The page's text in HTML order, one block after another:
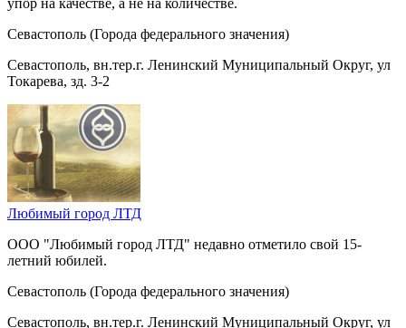
Севастополь (Города федерального значения)
Севастополь, вн.тер.г. Ленинский Муниципальный Округ, ул
Токарева, зд. 3-2
Любимый город ЛТД
ООО "Любимый город ЛТД" недавно отметило свой 15-
летний юбилей.
Севастополь (Города федерального значения)
Севастополь, вн.тер.г. Ленинский Муниципальный Округ, ул